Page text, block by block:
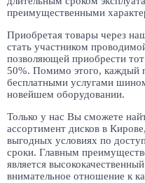
преимущественными
Приобретая товары через
стать участником
позволяющей приобрести
50%. Помимо этого, каждый
бесплатными услугами
новейшем оборудовании.
Только у нас Вы сможете
ассортимент дисков в
выгодных условиях по
сроки. Главным
является
внимательное отношение к